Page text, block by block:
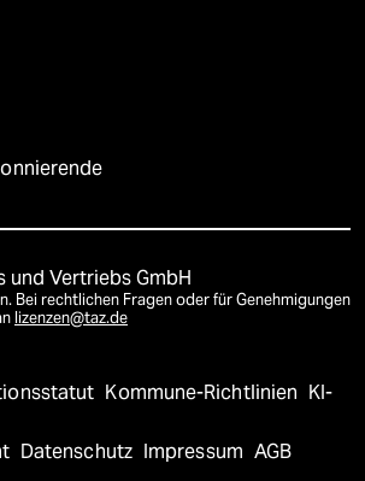
und Vertriebs GmbH
Bei rechtlichen Fragen oder für Genehmigungen
lizenzen@taz.de
Kommune-Richtlinien KI-
Datenschutz Impressum AGB